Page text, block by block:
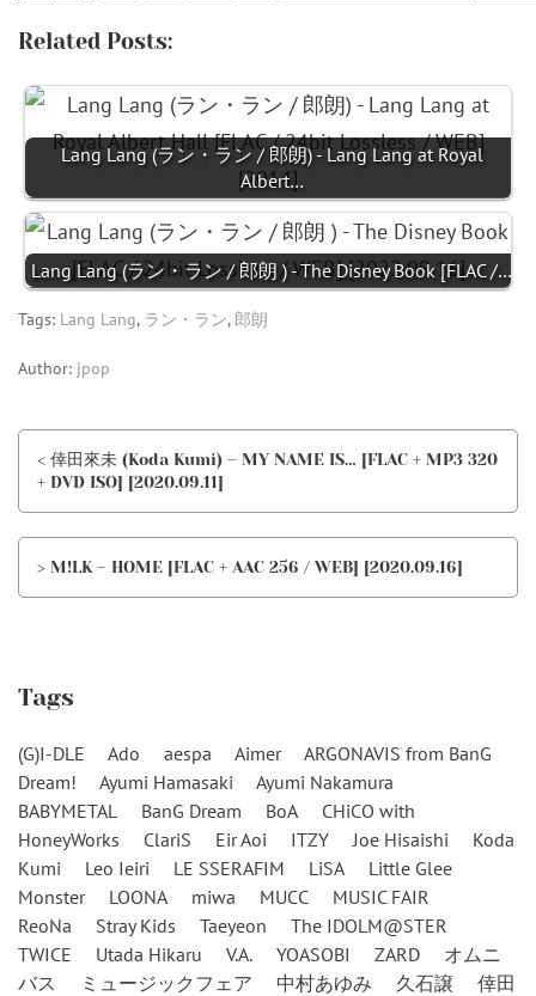
Related Posts:
Lang Lang (ラン・ラン / 郎朗) - Lang Lang at Royal
Albert…
Lang Lang (ラン・ラン / 郎朗 ) - The Disney Book [FLAC /…
Tags: Lang Lang, ラン・ラン, 郎朗
Author: jpop
< 倖田來未 (Koda Kumi) – MY NAME IS… [FLAC + MP3 320
+ DVD ISO] [2020.09.11]
> M!LK – HOME [FLAC + AAC 256 / WEB] [2020.09.16]
Tags
(G)I-DLE Ado aespa Aimer
ARGONAVIS from BanG
Dream!
Ayumi Hamasaki
Ayumi Nakamura
BABYMETAL
BanG Dream BoA
CHiCO with
HoneyWorks
ClariS Eir Aoi ITZY Joe Hisaishi
Koda
Kumi
Leo Ieiri LE SSERAFIM LiSA
Little Glee
Monster
LOONA miwa MUCC
MUSIC FAIR
ReoNa
Stray Kids Taeyeon
The IDOLM@STER
TWICE
Utada Hikaru V.A. YOASOBI ZARD
オムニ
バス
ミュージックフェア 中村あゆみ 久石譲
倖田